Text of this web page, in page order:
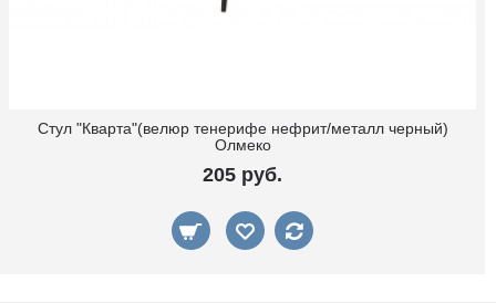
Стул "Кварта"(велюр тенерифе нефрит/металл черный)
Олмеко
205 руб.